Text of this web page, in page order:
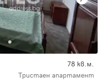
78 кв.м.
Тристаен апартамент